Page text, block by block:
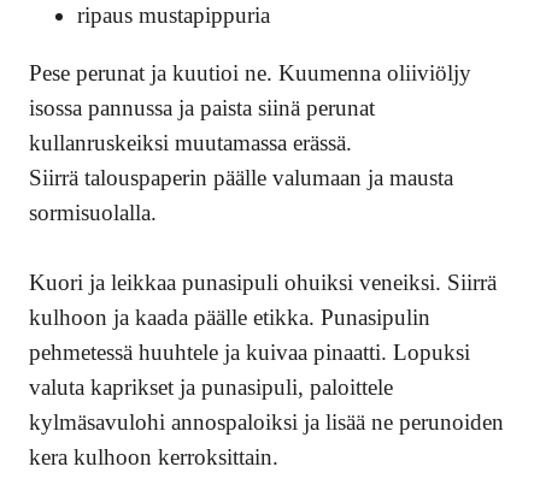
ripaus mustapippuria
Pese perunat ja kuutioi ne. Kuumenna oliiviöljy
isossa pannussa ja paista siinä perunat
kullanruskeiksi muutamassa erässä.
Siirrä talouspaperin päälle valumaan ja mausta
sormisuolalla.
Kuori ja leikkaa punasipuli ohuiksi veneiksi. Siirrä
kulhoon ja kaada päälle etikka. Punasipulin
pehmetessä huuhtele ja kuivaa pinaatti. Lopuksi
valuta kaprikset ja punasipuli, paloittele
kylmäsavulohi annospaloiksi ja lisää ne perunoiden
kera kulhoon kerroksittain.